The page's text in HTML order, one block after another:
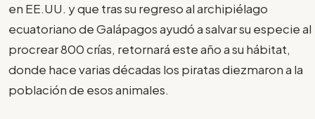
en EE.UU. y que tras su regreso al archipiélago
ecuatoriano de Galápagos ayudó a salvar su especie al
procrear 800 crías, retornará este año a su hábitat,
donde hace varias décadas los piratas diezmaron a la
población de esos animales.